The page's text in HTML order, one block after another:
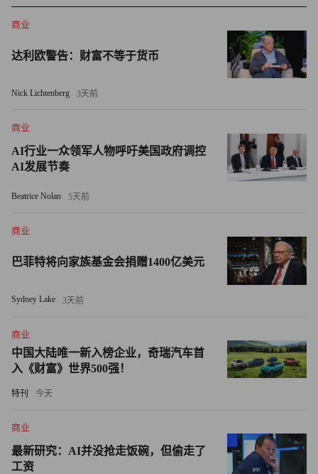
在讲述自己的职业生涯故事时，似乎略过了这一部分。
黄仁勋在斯坦福大学的采访中称：“在担任首席执行官之
前，我的第一份工作是洗碗工。我表现相当出色。”
根据英伟达的说法，在那个决定命运的夜晚，黄仁勋、马拉
工大满贯早餐（Lumberjack Slam）、火腿炒蛋三明治
（Moons Over My Hammy）和超级鸟三明治（Super
Bird），还喝了很多咖啡”，这是开发新技术的最佳燃料。
现在，在圣何塞东部的一家丹尼连锁餐厅里，有一个专门为
黄仁勋在接受斯坦福大学采访时称：“个人电脑革命才刚刚
开始，我们当时就想，为什么不成立一家公司来解决通用计
算机无法解决的问题呢？这就成为公司的使命。”黄仁勋
物设计、天气模拟、材料设计、机器人技术、自动驾驶汽
车，以及最重要的一个行业：人工智能。
工智能。这就是我们的创业之旅。”
黄仁勋关于培养领导力的建议
商业
达利欧警告：财富不等于货币
Nick Lichtenberg 3天前
商业
AI行业一众领军人物呼吁美国政府调控
AI发展节奏
Beatrice Nolan 5天前
商业
巴菲特将向家族基金会捐赠1400亿美元
Sydney Lake 3天前
商业
中国大陆唯一新入榜企业，奇瑞汽车首
入《财富》世界500强！
特刊 今天
商业
最新研究：AI并没抢走饭碗，但偷走了
工资